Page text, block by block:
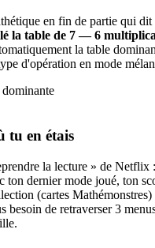
en fin de partie qui dit
la table de 7 — 6
la table
d'opération en mode
tu en étais
la lecture » de Netflix
ton dernier mode joué, ton
(cartes
besoin de retraverser 3